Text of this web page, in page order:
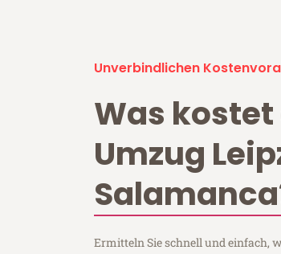
Unverbindlichen
Was kostet
Umzug
Ermitteln Sie schnell und einfach,